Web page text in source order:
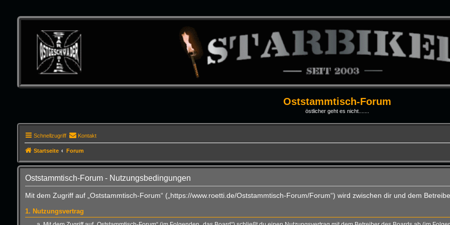
Oststammtisch-Forum
östlicher geht es nicht.......
Schnellzugriff Kontakt
Startseite Forum
Oststammtisch-Forum - Nutzungsbedingungen
Mit dem Zugriff auf „Oststammtisch-Forum“ („https://www.roetti.de/Oststammtisch-Forum/Forum“) wird zwischen dir und dem
1. Nutzungsvertrag